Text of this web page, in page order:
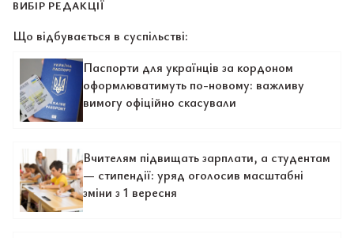
ВИБІР РЕДАКЦІЇ
Що відбувається в суспільстві:
Паспорти для українців за кордоном
оформлюватимуть по-новому: важливу
вимогу офіційно скасували
Вчителям підвищать зарплати, а студентам
— стипендії: уряд оголосив масштабні
зміни з 1 вересня